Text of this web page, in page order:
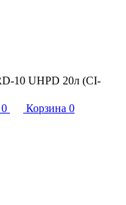
10 UHPD 20л (CI-
0 Корзина 0